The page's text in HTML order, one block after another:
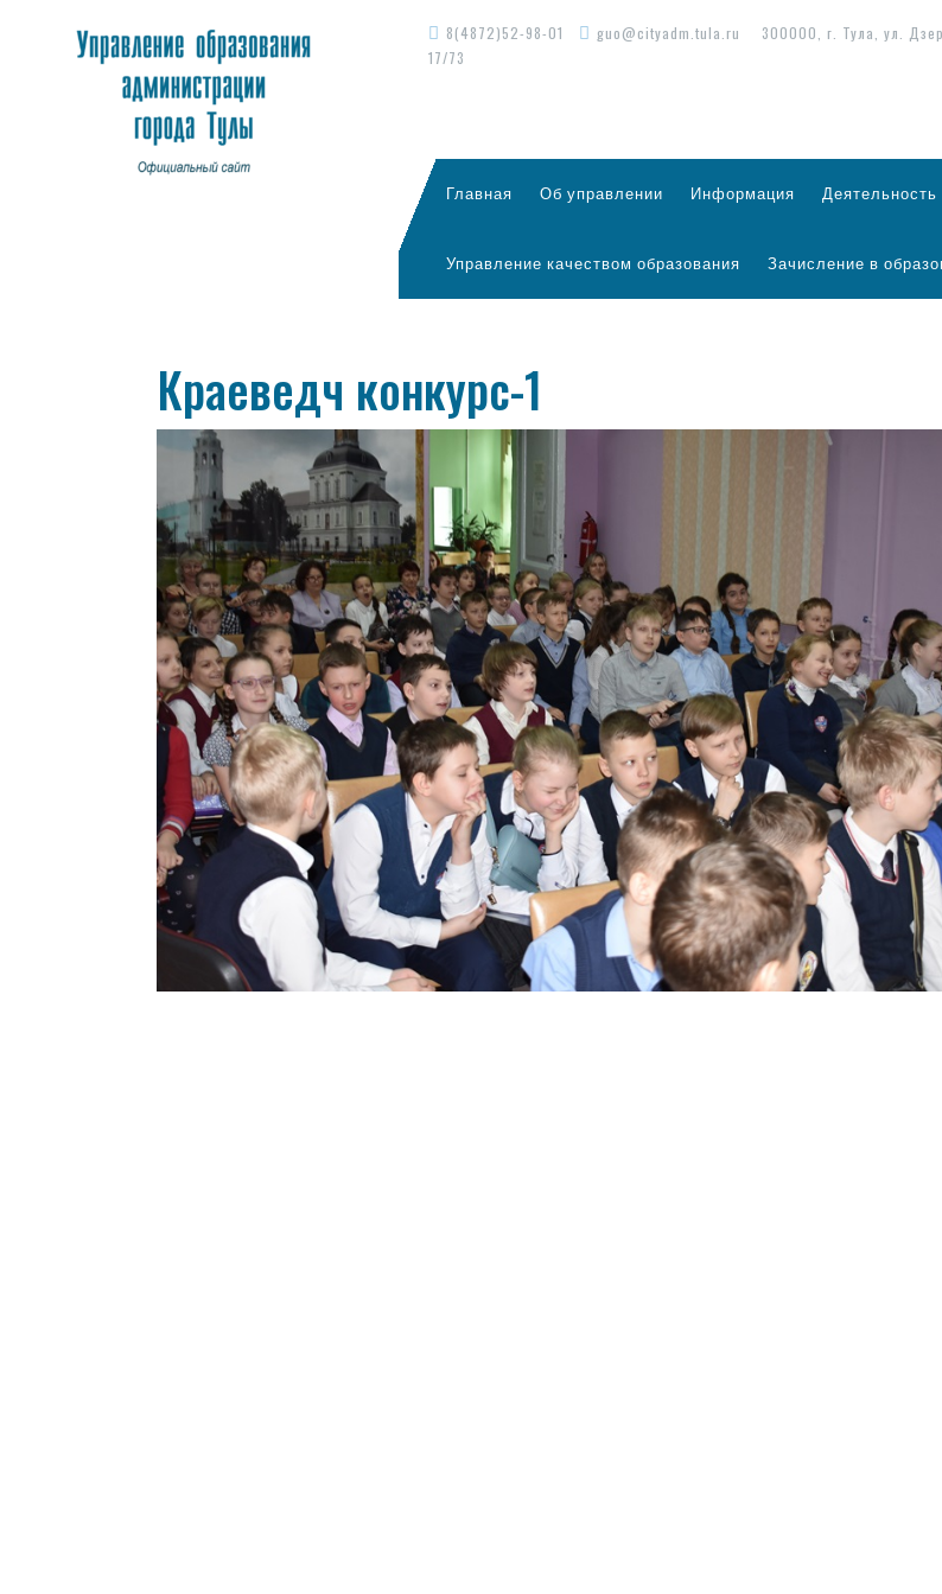
8(4872)52-98-01 guo@cityadm.tula.ru
300000, г. Тула, ул.
17/73
Главная Об управлении Информация Деятельность
Управление качеством образования Зачисление в
Краеведч конкурс-1